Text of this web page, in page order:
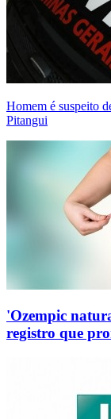
Homem é suspeito
Pitangui
'Ozempic
registro que